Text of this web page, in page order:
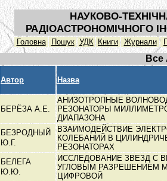
НАУКОВО-
РАДІОАСТРОНОМІЧНОГО
Головна Пошук УДК Книги Журнали
Все
Автор Назва
БЕРЁЗА А.Е.
АНИЗОТРОПНЫЕ
РЕЗОНАТОРЫ
ДИАПАЗОНА
БЕЗРОДНЫЙ
Ю.Г.
ВЗАИМОДЕЙСТВИЕ
КОЛЕБАНИЙ В
РЕЗОНАТОРАХ
БЕЛЕГА
Ю.Ю.
ИССЛЕДОВАНИЕ ЗВЕЗД С
УГЛОВЫМ РАЗРЕШЕНИЕМ
ЦИФРОВОЙ